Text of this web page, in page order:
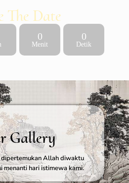
The Date
0
Menit
0
Detik
Gallery
dipertemukan Allah diwaktu
menanti hari istimewa kami.